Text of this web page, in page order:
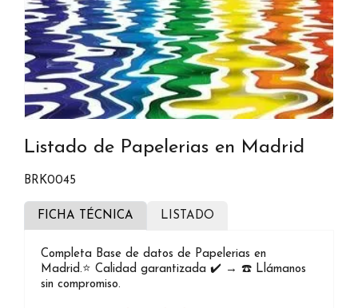
Listado de Papelerias en Madrid
BRK0045
FICHA TÉCNICA LISTADO
Completa Base de datos de Papelerias en
Madrid.⭐️ Calidad garantizada ✔️ → ☎️ Llámanos
sin compromiso.